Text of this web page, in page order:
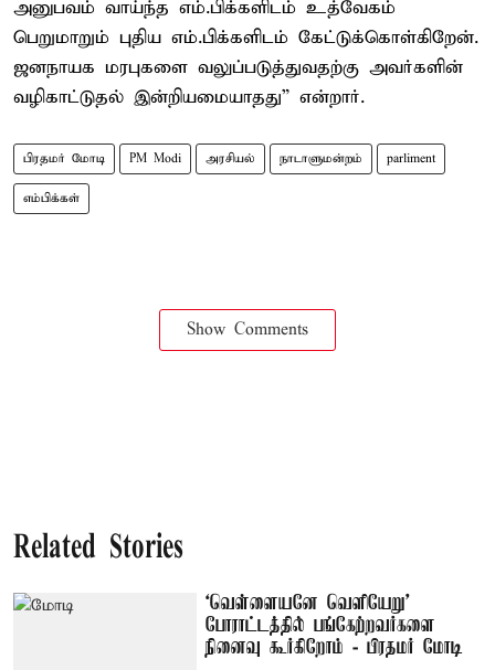
அனுபவம் வாய்ந்த எம்.பிக்களிடம் உத்வேகம்
பெறுமாறும் புதிய எம்.பிக்களிடம் கேட்டுக்கொள்கிறேன்.
ஜனநாயக மரபுகளை வலுப்படுத்துவதற்கு அவர்களின்
வழிகாட்டுதல் இன்றியமையாதது” என்றார்.
பிரதமர் மோடி PM Modi அரசியல் நாடாளுமன்றம் parliment
எம்பிக்கள்
Show Comments
Related Stories
‘வெள்ளையனே வெளியேறு’
போராட்டத்தில் பங்கேற்றவர்களை
நினைவு கூர்கிறோம் - பிரதமர் மோடி